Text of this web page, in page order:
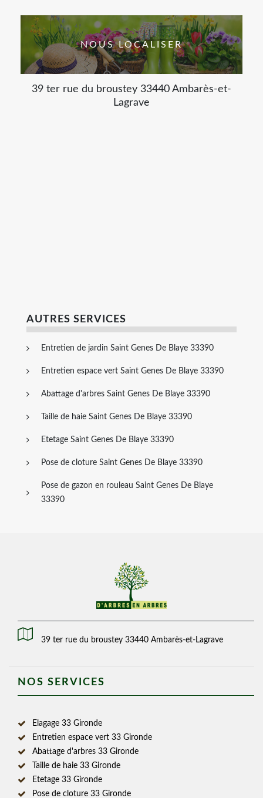
NOUS LOCALISER
39 ter rue du broustey 33440 Ambarès-et-
Lagrave
AUTRES SERVICES
Entretien de jardin Saint Genes De Blaye 33390
Entretien espace vert Saint Genes De Blaye 33390
Abattage d'arbres Saint Genes De Blaye 33390
Taille de haie Saint Genes De Blaye 33390
Etetage Saint Genes De Blaye 33390
Pose de cloture Saint Genes De Blaye 33390
Pose de gazon en rouleau Saint Genes De Blaye
33390
39 ter rue du broustey 33440 Ambarès-et-Lagrave
NOS SERVICES
Elagage 33 Gironde
Entretien espace vert 33 Gironde
Abattage d'arbres 33 Gironde
Taille de haie 33 Gironde
Etetage 33 Gironde
Pose de cloture 33 Gironde